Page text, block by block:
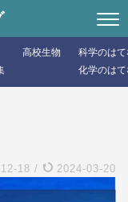
高校生物
科学のは
化学のは
18 / 2024-03-20